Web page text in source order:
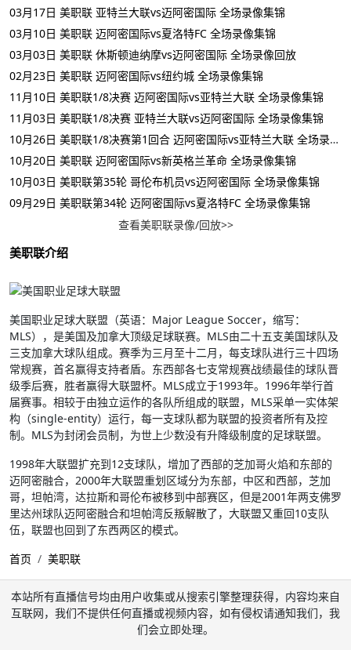
03月17日 美职联 亚特兰大联vs迈阿密国际 全场录像集锦
03月10日 美职联 迈阿密国际vs夏洛特FC 全场录像集锦
03月03日 美职联 休斯顿迪纳摩vs迈阿密国际 全场录像回放
02月23日 美职联 迈阿密国际vs纽约城 全场录像集锦
11月10日 美职联1/8决赛 迈阿密国际vs亚特兰大联 全场录像集锦
11月03日 美职联1/8决赛 亚特兰大联vs迈阿密国际 全场录像集锦
10月26日 美职联1/8决赛第1回合 迈阿密国际vs亚特兰大联 全场录像集锦
10月20日 美职联 迈阿密国际vs新英格兰革命 全场录像集锦
10月03日 美职联第35轮 哥伦布机员vs迈阿密国际 全场录像集锦
09月29日 美职联第34轮 迈阿密国际vs夏洛特FC 全场录像集锦
查看美职联录像/回放>>
美职联介绍
美国职业足球大联盟（英语：Major League Soccer，缩写：
MLS），是美国及加拿大顶级足球联赛。MLS由二十五支美国球队及
三支加拿大球队组成。赛季为三月至十二月，每支球队进行三十四场
常规赛，首名赢得支持者盾。东西部各七支常规赛战绩最佳的球队晋
级季后赛，胜者赢得大联盟杯。MLS成立于1993年。1996年举行首
届赛事。相较于由独立运作的各队所组成的联盟，MLS采单一实体架
构（single-entity）运行，每一支球队都为联盟的投资者所有及控
制。MLS为封闭会员制，为世上少数没有升降级制度的足球联盟。
1998年大联盟扩充到12支球队，增加了西部的芝加哥火焰和东部的
迈阿密融合，2000年大联盟重划区域分为东部，中区和西部，芝加
哥，坦帕湾，达拉斯和哥伦布被移到中部赛区，但是2001年两支佛罗
里达州球队迈阿密融合和坦帕湾反叛解散了，大联盟又重回10支队
伍，联盟也回到了东西两区的模式。
首页
美职联
本站所有直播信号均由用户收集或从搜索引擎整理获得，内容均来自
互联网，我们不提供任何直播或视频内容，如有侵权请通知我们，我
们会立即处理。